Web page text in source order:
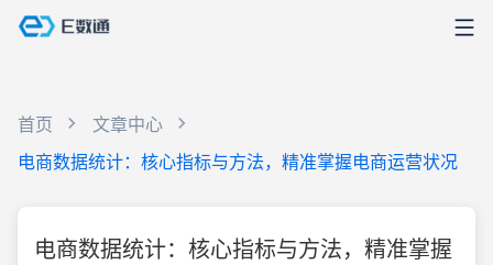
首页
文章中心
电商数据统计：核心指标与方法，精准掌握电商运营状况
电商数据统计：核心指标与方法，精准掌握